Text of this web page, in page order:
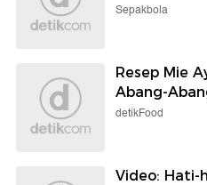
Sepakbola
Resep Mie
Abang-
detikFood
Video: Hati-